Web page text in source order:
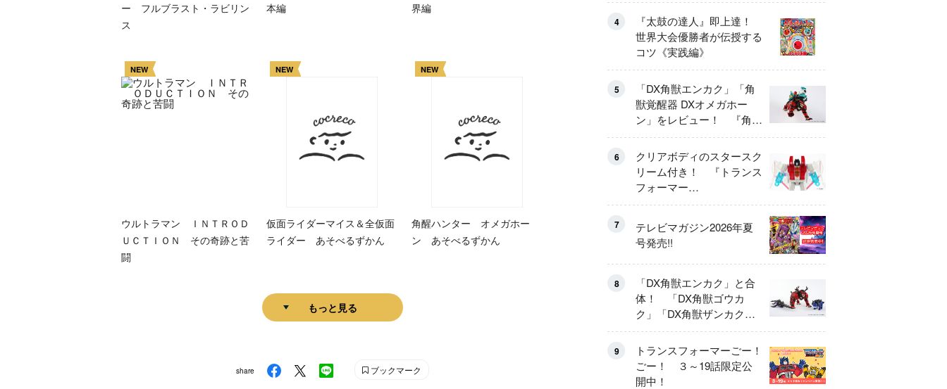
ー フルブラスト・ラビリン
ス
本編
界編
NEW
ウルトラマン ＩＮＴＲＯＤ
ＵＣＴＩＯＮ その奇跡と苦
闘
NEW
仮面ライダーマイス＆全仮面
ライダー あそべるずかん
NEW
角醒ハンター オメガホー
ン あそべるずかん
もっと見る
share ブックマーク
4
『太鼓の達人』即上達！
世界大会優勝者が伝授する
コツ《実践編》
5
「DX角獣エンカク」「角
獣覚醒器 DXオメガホー
ン」をレビュー！ 『角醒
ハンター オメガホーン』
の玩具展開がスタート！
6
クリアボディのスタースク
リーム付き！ 『トランス
フォーマー
FANBOOK2026』2026年
7
テレビマガジン2026年夏
号発売!!
8
「DX角獣エンカク」と合
体！ 「DX角獣ゴウカ
ク」「DX角獣ザンカク」
をレビュー！
9
トランスフォーマーごー！
ごー！ ３～19話限定公
開中！